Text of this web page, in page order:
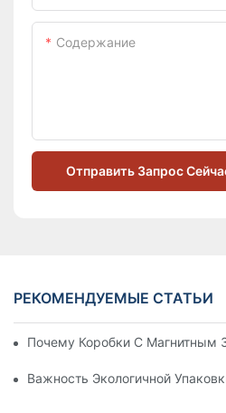
Содержание
Отправить Запрос
РЕКОМЕНДУЕМЫЕ СТАТЬИ
Почему Коробки С
Важность Экологичной